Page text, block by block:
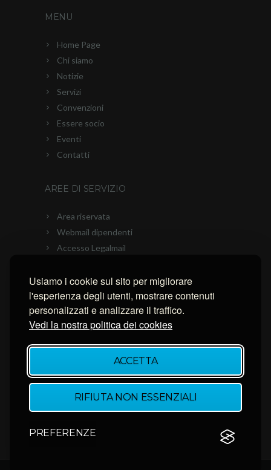
Usiamo i cookie sul sito per migliorare
l'esperienza degli utenti, mostrare contenuti
personalizzati e analizzare il traffico.
Vedi la nostra politica dei cookies
ACCETTA
RIFIUTA NON ESSENZIALI
PREFERENZE
MENU
Home Page
Chi siamo
Notizie
Servizi
Convenzioni
Essere socio
Eventi
Contatti
AREE DI SERVIZIO
Area riservata
Webmail dipendenti
Accesso Legalmail
Connessione con AnyDesk
Connessione con Ammyy Admin
Connessione con TeamViewer
NEWSLETTER
Inserisci la tua email per restare aggiornato.